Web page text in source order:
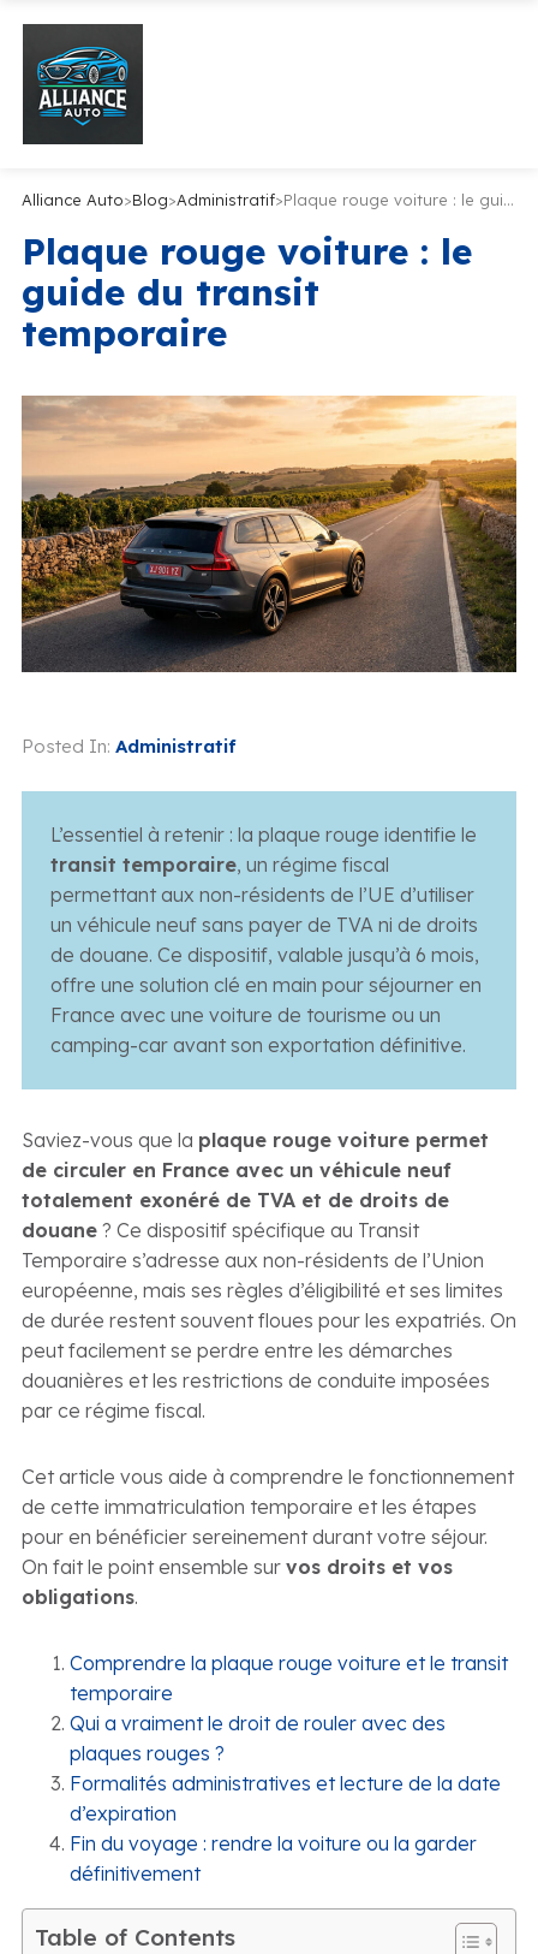
Alliance Auto>Blog>Administratif> Plaque rouge voiture : le guide du transit temporaire
Plaque rouge voiture : le
guide du transit
temporaire
Posted In: Administratif
L’essentiel à retenir : la plaque rouge identifie le
transit temporaire, un régime fiscal
permettant aux non-résidents de l’UE d’utiliser
un véhicule neuf sans payer de TVA ni de droits
de douane. Ce dispositif, valable jusqu’à 6 mois,
offre une solution clé en main pour séjourner en
France avec une voiture de tourisme ou un
camping-car avant son exportation définitive.
Saviez-vous que la plaque rouge voiture permet
de circuler en France avec un véhicule neuf
totalement exonéré de TVA et de droits de
douane? Ce dispositif spécifique au Transit
Temporaire s’adresse aux non-résidents de l’Union
européenne, mais ses règles d’éligibilité et ses limites
de durée restent souvent floues pour les expatriés. On
peut facilement se perdre entre les démarches
douanières et les restrictions de conduite imposées
par ce régime fiscal.
Cet article vous aide à comprendre le fonctionnement
de cette immatriculation temporaire et les étapes
pour en bénéficier sereinement durant votre séjour.
On fait le point ensemble sur vos droits et vos
obligations.
Comprendre la plaque rouge voiture et le transit
temporaire
Qui a vraiment le droit de rouler avec des
plaques rouges ?
Formalités administratives et lecture de la date
d’expiration
Fin du voyage : rendre la voiture ou la garder
définitivement
Table of Contents